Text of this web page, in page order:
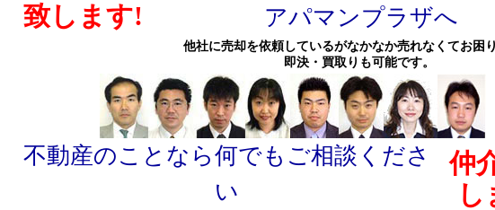
致します!
アパマンプラザへ
他社に売却を依頼しているがなかなか売れなくてお困り
即決・買取りも可能です。
仲
し
不動産のことなら何でもご相談くださ
い